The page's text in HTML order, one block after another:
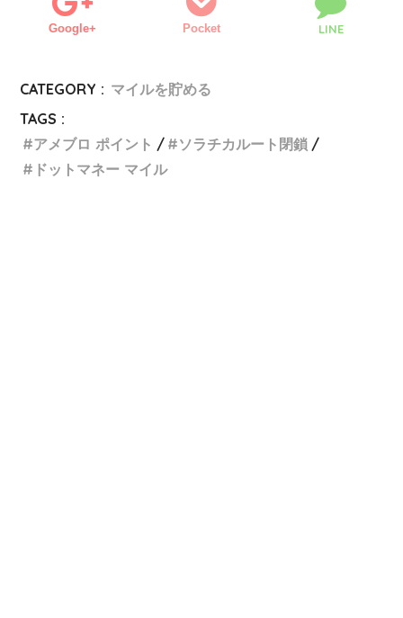
Google+ Pocket LINE
CATEGORY : マイルを貯める
TAGS :
アメブロ ポイント
ソラチカルート閉鎖
ドットマネー マイル